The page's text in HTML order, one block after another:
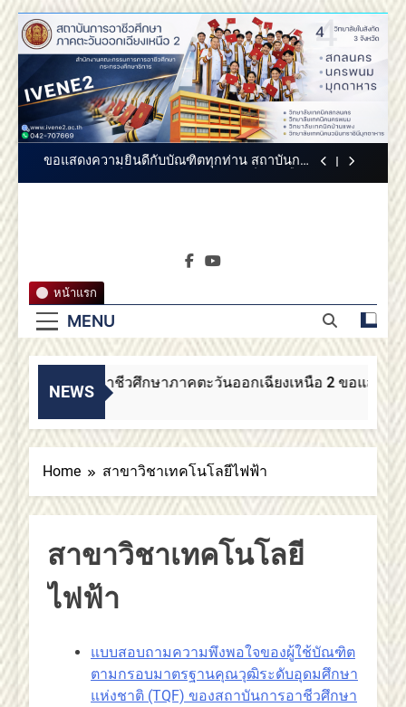
Skip
to
สถาบันการอาชีวศึกษาภาคตะวันออกเฉียงเหนือ
2 ขอแสดงความยินดี
สถาบันการอาชีวศึกษาภาคตะวันออกเฉียง
เหนือ 2 ขอแสดงความยินดี
สถาบันการอาชีวศึกษาภาคตะวันออกเฉียงเหนือ
2 ประกาศสรรหากรรมการสภาสถาบันผู้ทรง
ขอแสดงความยินดีกับบัณฑิตทุกท่าน สถาบันการ
เหนือ 2 ขอแสดงความยินดี
สถาบันการอาชีวศึกษาภาคตะวันออกเฉียงเหนือ
2 ประกาศสรรหากรรมการสภาสถาบันผู้ทรง
คุณวุฒิ
ขอแสดงความยินดีกับบัณฑิตทุกท่าน สถาบันการ
อาชีวศึกษาภาคตะวันออกเฉียงเหนือ 2
สถาบันการอาชีวศึกษาภาคตะวันออกเฉียงเหนือ
2 ขอแสดงความยินดี
สถาบันการ
ภาคตะวัน
ออกเฉียง
เหนือ 2
สถาบันการอาชีวศึกษาภาค
MENU
หน้าแรก
NEWS
สถาบันการอาชีวศึกษาภาคตะวันออกเฉียงเหนือ 2 ขอแสดงค
2 สัปดาห์ Ago
Home สาขาวิชาเทคโนโลยีไฟฟ้า
สาขาวิชาเทคโนโลยี
ไฟฟ้า
แบบสอบถามความพึงพอใจของผู้ใช้บัณฑิต
ตามกรอบมาตรฐานคุณวุฒิระดับอุดมศึกษา
แห่งชาติ (TQF) ของสถาบันการอาชีวศึกษา